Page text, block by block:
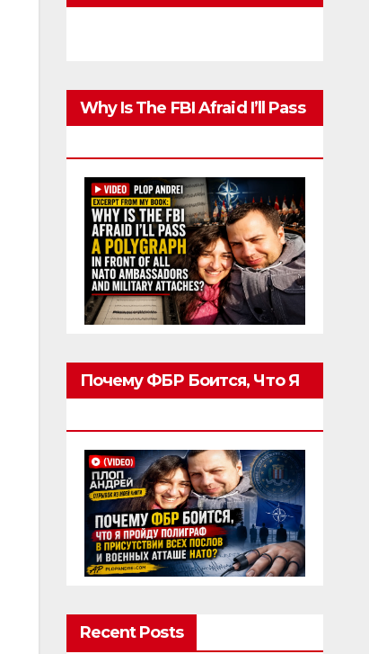
Why Is The FBI Afraid I’ll Pass
Почему ФБР Боится, Что Я
Recent Posts